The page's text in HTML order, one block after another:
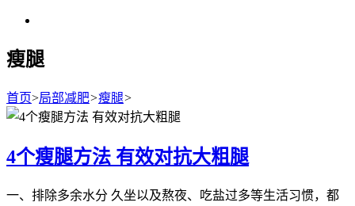
瘦腿
首页>局部减肥>瘦腿>
4个瘦腿方法 有效对抗大粗腿
一、排除多余水分 久坐以及熬夜、吃盐过多等生活习惯，都